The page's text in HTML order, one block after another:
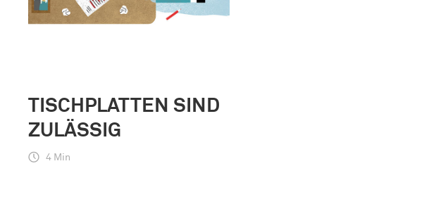
TISCHPLATTEN SIND
ZULÄSSIG
4 Min